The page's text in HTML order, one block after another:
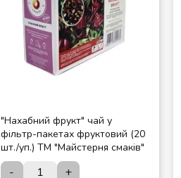
"Нахабний фрукт" чай у
фільтр-пакетах фруктовий (20
шт./уп.) ТМ "Майстерня смаків"
- +